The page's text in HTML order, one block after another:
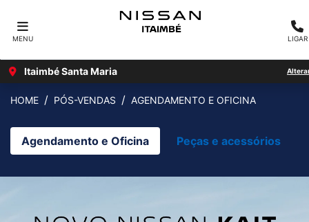
MENU LIGAR
Itaimbé Santa Maria
HOME PÓS-VENDAS AGENDAMENTO E OFICINA
Agendamento e Oficina Peças e acessórios